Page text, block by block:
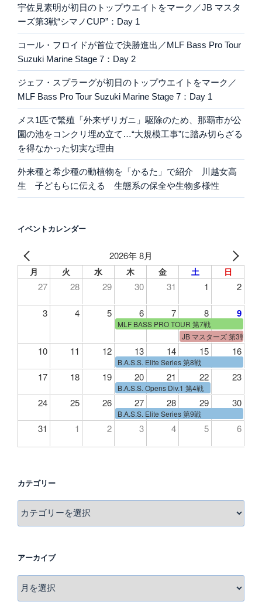
宇佐見素明が初日のトップウエイトをマーク／JB マスタ
ーズ第3戦“シマノCUP”：Day 1
コール・フロイドが首位で決勝進出／MLF Bass Pro Tour
Suzuki Marine Stage 7：Day 2
ジェフ・スプラーグが初日のトップウエイトをマーク／
MLF Bass Pro Tour Suzuki Marine Stage 7：Day 1
メス1匹で繁殖「外来ザリガニ」駆除のため、那覇市が公
園の池をコンクリ埋め立て…“大規模工事”に踏み切らざる
を得なかった切実な理由
外来種と希少種の動植物を「かるた」で紹介 川越女高
生 子どもらに伝える 生態系の保全や生物多様性
イベントカレンダー
2026年 8月
月 火 水 木 金 土 日
27 28 29 30 31 1 2
3 4 5 6 7 8 9
MLF BASS PRO TOUR 第7戦
JB マスターズ 第3戦
10 11 12 13 14 15 16
B.A.S.S. Elite Series 第8戦
17 18 19 20 21 22 23
B.A.S.S. Opens Div.1 第4戦
24 25 26 27 28 29 30
B.A.S.S. Elite Series 第9戦
31 1 2 3 4 5 6
カテゴリー
テ
ー
アーカイブ
ー